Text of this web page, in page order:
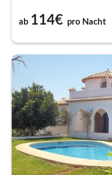
ab 114€ pro Nacht